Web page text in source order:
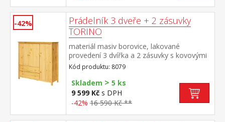
-42%
Prádelník 3 dveře + 2 zásuvky
TORINO
materiál masiv borovice, lakované
provedení 3 dvířka a 2 zásuvky s kovovými
pojezdy
Kód produktu: 8079
Skladem > 5 ks
9 599 Kč s DPH
-42% 16 590 Kč **